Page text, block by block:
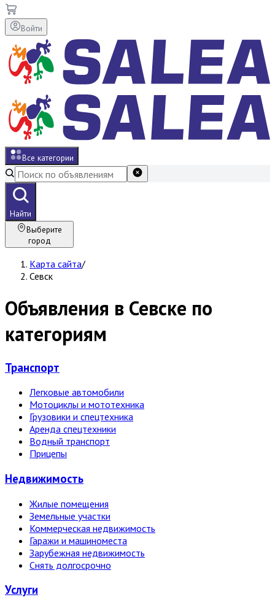
Войти
Все категории
Найти
Выберите
город
Карта сайта/
Севск
Объявления в Севске по
категориям
Транспорт
Легковые автомобили
Мотоциклы и мототехника
Грузовики и спецтехника
Аренда спецтехники
Водный транспорт
Прицепы
Недвижи­мость
Жилые помещения
Земельные участки
Коммерческая недвижимость
Гаражи и машиноместа
Зарубежная недвижимость
Снять долгосрочно
Услуги